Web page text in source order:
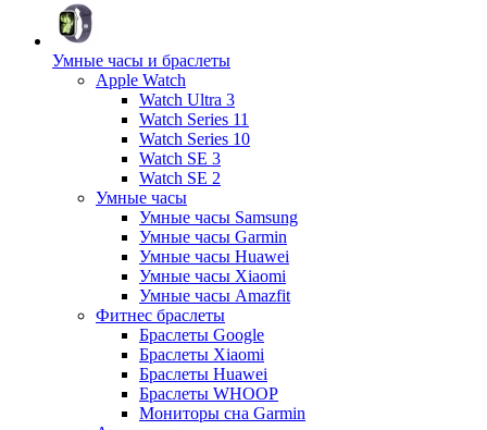
Умные часы и браслеты
Apple Watch
Watch Ultra 3
Watch Series 11
Watch Series 10
Watch SE 3
Watch SE 2
Умные часы
Умные часы Samsung
Умные часы Garmin
Умные часы Huawei
Умные часы Xiaomi
Умные часы Amazfit
Фитнес браслеты
Браслеты Google
Браслеты Xiaomi
Браслеты Huawei
Браслеты WHOOP
Мониторы сна Garmin